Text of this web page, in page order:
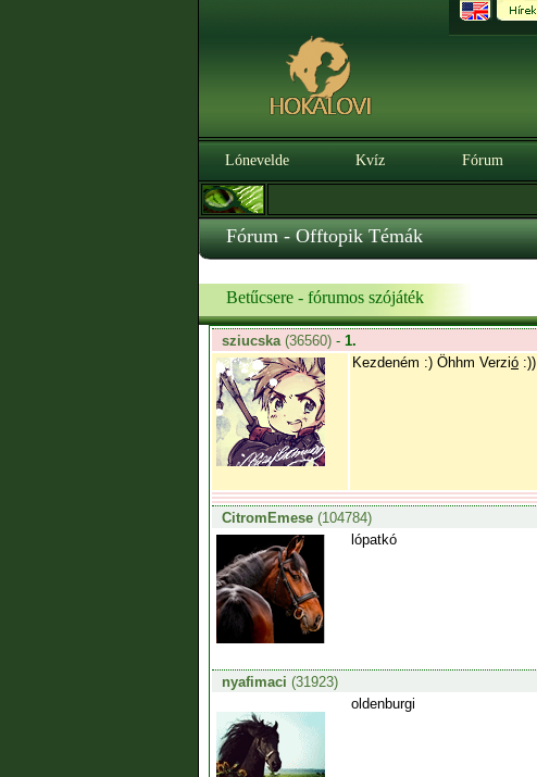
Lónevelde Kvíz Fórum
Fórum - Offtopik Témák
Betűcsere - fórumos szójáték
sziucska(36560) - 1.
Kezdeném :) Öhhm Verzió:))
CitromEmese(104784)
lópatkó
nyafimaci (31923)
oldenburgi